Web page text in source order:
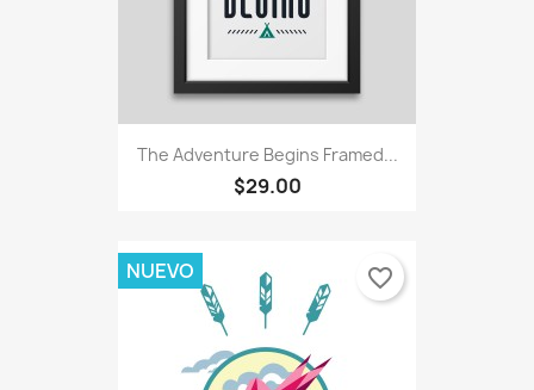
The Adventure Begins Framed...
$29.00
NUEVO favorite_border